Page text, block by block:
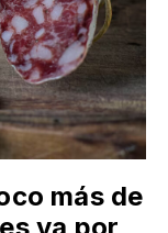
más de